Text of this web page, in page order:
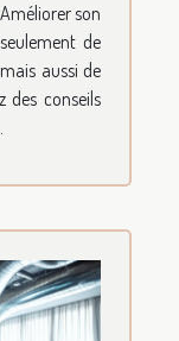
son
de
aussi de
des conseils